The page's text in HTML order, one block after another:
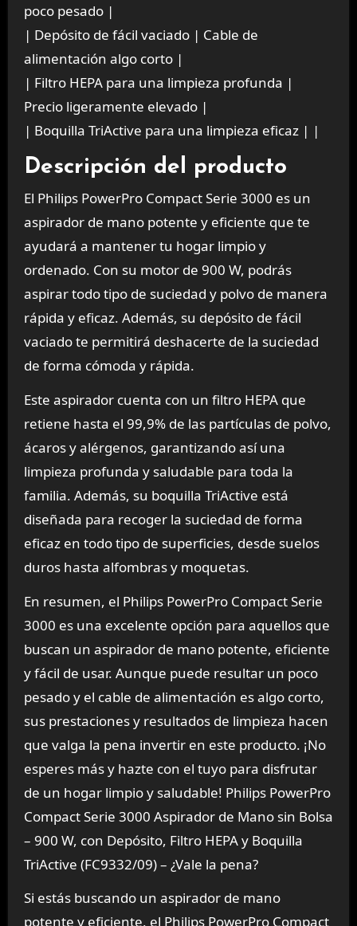
poco pesado |
| Depósito de fácil vaciado | Cable de
alimentación algo corto |
| Filtro HEPA para una limpieza profunda |
Precio ligeramente elevado |
| Boquilla TriActive para una limpieza eficaz | |
Descripción del producto
El Philips PowerPro Compact Serie 3000 es un
aspirador de mano potente y eficiente que te
ayudará a mantener tu hogar limpio y
ordenado. Con su motor de 900 W, podrás
aspirar todo tipo de suciedad y polvo de manera
rápida y eficaz. Además, su depósito de fácil
vaciado te permitirá deshacerte de la suciedad
de forma cómoda y rápida.
Este aspirador cuenta con un filtro HEPA que
retiene hasta el 99,9% de las partículas de polvo,
ácaros y alérgenos, garantizando así una
limpieza profunda y saludable para toda la
familia. Además, su boquilla TriActive está
diseñada para recoger la suciedad de forma
eficaz en todo tipo de superficies, desde suelos
duros hasta alfombras y moquetas.
En resumen, el Philips PowerPro Compact Serie
3000 es una excelente opción para aquellos que
buscan un aspirador de mano potente, eficiente
y fácil de usar. Aunque puede resultar un poco
pesado y el cable de alimentación es algo corto,
sus prestaciones y resultados de limpieza hacen
que valga la pena invertir en este producto. ¡No
esperes más y hazte con el tuyo para disfrutar
de un hogar limpio y saludable! Philips PowerPro
Compact Serie 3000 Aspirador de Mano sin Bolsa
– 900 W, con Depósito, Filtro HEPA y Boquilla
TriActive (FC9332/09) – ¿Vale la pena?
Si estás buscando un aspirador de mano
potente y eficiente, el Philips PowerPro Compact